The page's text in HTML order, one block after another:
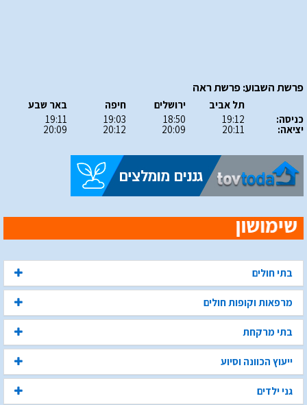
פרשת השבוע: פרשת ראה
כניסה:
יציאה:
תל אביב
19:12
20:11
ירושלים
18:50
20:09
חיפה
19:03
20:12
באר שבע
19:11
20:09
בתי חולים
מרפאות וקופות חולים
בתי מרקחת
ייעוץ הכוונה וסיוע
גני ילדים